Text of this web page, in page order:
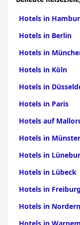
Hotels in
Hotels in Berlin
Hotels in
Hotels in Köln
Hotels in
Hotels in Paris
Hotels auf
Hotels in Münster
Hotels in
Hotels in Lübeck
Hotels in Freiburg
Hotels in